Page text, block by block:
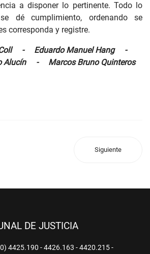
a disponer lo pertinente. Todo lo
dé cumplimiento, ordenando se
corresponda y registre.
Coll - Eduardo Manuel Hang -
Alucín - Marcos Bruno Quinteros
Siguiente
DE JUSTICIA
4425.190 - 4426.163 - 4420.215 -